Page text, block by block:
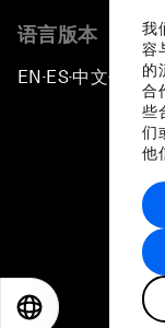
我
容
的
合
些
们
他
语言版本
EN ▪ES▪中文▪ 日本語